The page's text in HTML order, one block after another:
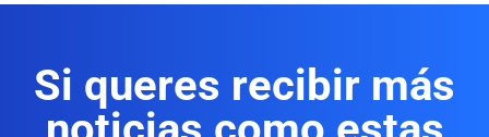
Si queres recibir más